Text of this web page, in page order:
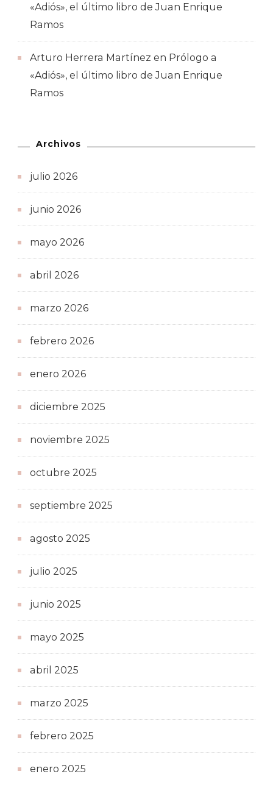
«Adiós», el último libro de Juan Enrique
Ramos
Arturo Herrera Martínez en Prólogo a
«Adiós», el último libro de Juan Enrique
Ramos
Archivos
julio 2026
junio 2026
mayo 2026
abril 2026
marzo 2026
febrero 2026
enero 2026
diciembre 2025
noviembre 2025
octubre 2025
septiembre 2025
agosto 2025
julio 2025
junio 2025
mayo 2025
abril 2025
marzo 2025
febrero 2025
enero 2025